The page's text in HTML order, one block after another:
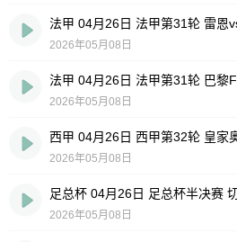
法甲 04月26日 法甲第31轮 雷恩
2026年05月08日
法甲 04月26日 法甲第31轮 巴黎
2026年05月08日
2026年05月08日
2026年05月08日